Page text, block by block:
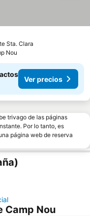
Sta. Clara
Nou
Ver precios
trivago de las páginas
Por lo tanto, es
página web de reserva
Camp Nou